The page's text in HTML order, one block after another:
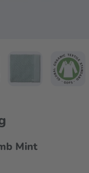
Mint